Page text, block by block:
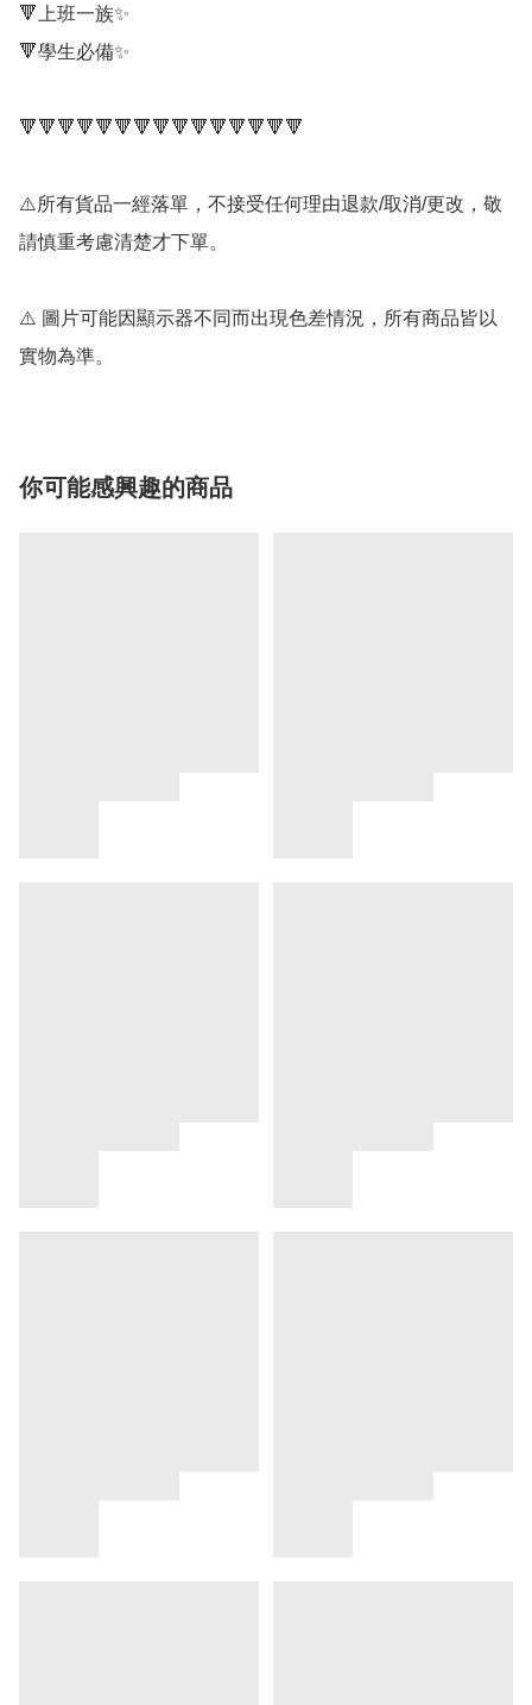
🔻上班一族✨
🔻學生必備✨
🔻🔻🔻🔻🔻🔻🔻🔻🔻🔻🔻🔻🔻🔻🔻
⚠️所有貨品一經落單，不接受任何理由退款/取消/更改，敬
請慎重考慮清楚才下單。
⚠️ 圖片可能因顯示器不同而出現色差情況，所有商品皆以
實物為準。
你可能感興趣的商品